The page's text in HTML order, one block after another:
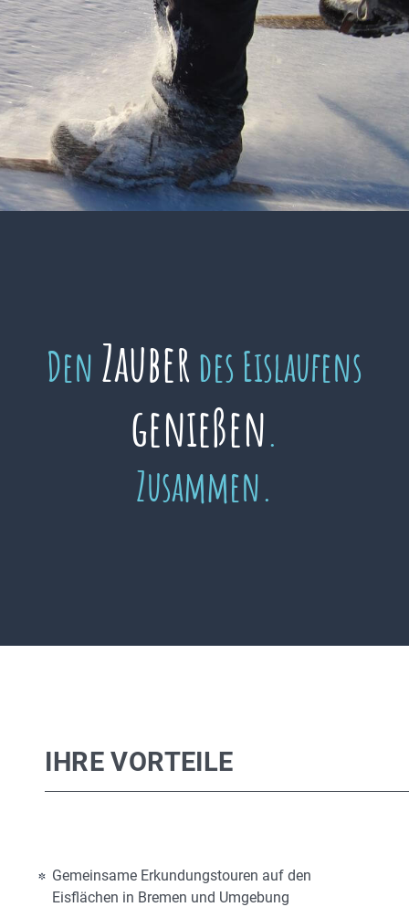
Den Zauber des Eislaufens
genießen.
Zusammen.
IHRE VORTEILE
Gemeinsame Erkundungstouren auf den
Eisflächen in Bremen und Umgebung